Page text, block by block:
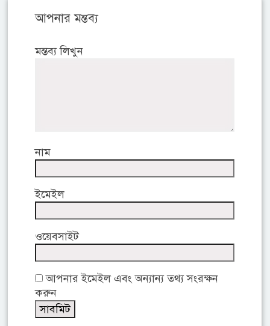
আপনার মন্তব্য
মন্তব্য লিখুন
নাম
ইমেইল
ওয়েবসাইট
আপনার ইমেইল এবং অন্যান্য তথ্য সংরক্ষন
করুন